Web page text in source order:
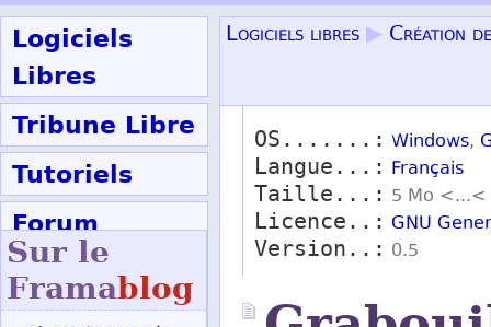
Logiciels
Libres
Tribune Libre
Tutoriels
Forum
Participer
Logiciels libres ▶ Création
OS.......: Windows,
Langue...: Français
Taille...: 5 Mo <...<
Licence..: GNU
Version..: 0.5
Sur le
Framablog